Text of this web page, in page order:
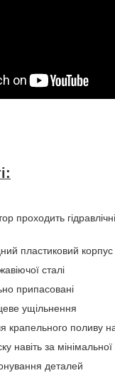
проходить
пластиковий корпус
сталі
припасовані
ущільнення
крапельного поливу
навіть за
деталей